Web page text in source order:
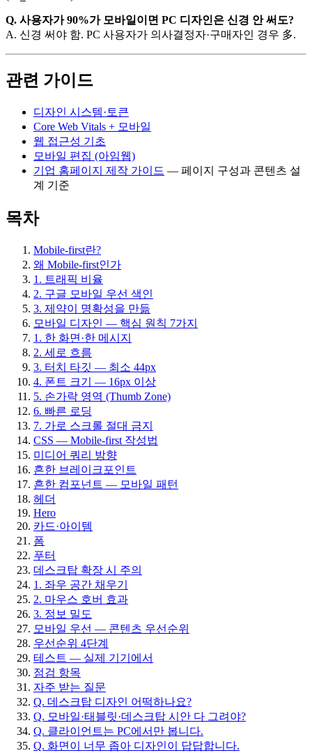
Q. 사용자가 90%가 모바일이면 PC 디자인은 신경 안 써도?
A. 신경 써야 함. PC 사용자가 의사결정자·구매자인 경우 多.
관련 가이드
디자인 시스템·토큰
Core Web Vitals + 모바일
웹 접근성 기초
모바일 편집 (아임웹)
기업 홈페이지 제작 가이드 — 페이지 구성과 콘텐츠 설
계 기준
목차
Mobile-first란?
왜 Mobile-first인가
1. 트래픽 비율
2. 구글 모바일 우선 색인
3. 제약이 명확성을 만듦
모바일 디자인 — 핵심 원칙 7가지
1. 한 화면·한 메시지
2. 세로 흐름
3. 터치 타깃 — 최소 44px
4. 폰트 크기 — 16px 이상
5. 손가락 영역 (Thumb Zone)
6. 빠른 로딩
7. 가로 스크롤 절대 금지
CSS — Mobile-first 작성법
미디어 쿼리 방향
흔한 브레이크포인트
흔한 컴포넌트 — 모바일 패턴
헤더
Hero
카드·아이템
폼
푸터
데스크탑 확장 시 주의
1. 좌우 공간 채우기
2. 마우스 호버 효과
3. 정보 밀도
모바일 우선 — 콘텐츠 우선순위
우선순위 4단계
테스트 — 실제 기기에서
점검 항목
자주 받는 질문
Q. 데스크탑 디자인 어떡하나요?
Q. 모바일·태블릿·데스크탑 시안 다 그려야?
Q. 클라이언트는 PC에서만 봅니다.
Q. 화면이 너무 좁아 디자인이 답답합니다.